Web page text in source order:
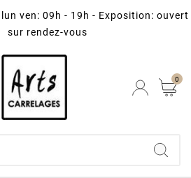
lun ven: 09h - 19h - Exposition: ouvert
sur rendez-vous
0